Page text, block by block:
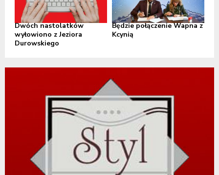
Dwóch nastolatków
wyłowiono z Jeziora
Durowskiego
Będzie połączenie Wapna z
Kcynią